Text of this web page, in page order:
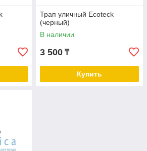
Трап уличный Ecoteck
(черный)
В наличии
3 500 ₸
Купить